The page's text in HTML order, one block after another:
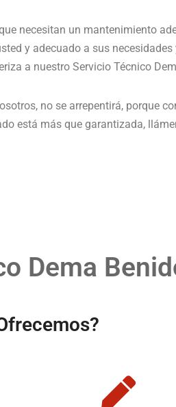
necesitan un mantenimiento
y adecuado a sus
a nuestro Servicio Técnico
no se arrepentirá, porque
está más que garantizada,
Dema